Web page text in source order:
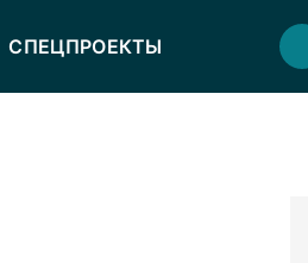
СПЕЦПРОЕКТЫ